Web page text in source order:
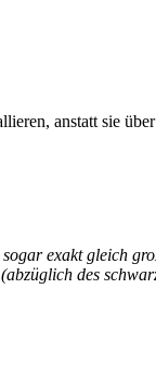
anstatt sie
exakt gleich
des